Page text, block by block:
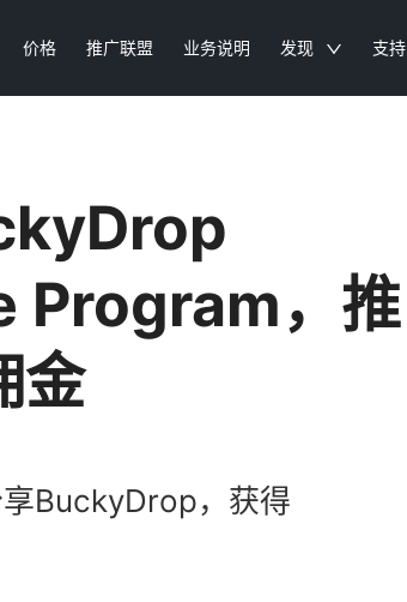
价格 推广联盟 业务说明 发现 支持
Program，推
金
BuckyDrop，获得